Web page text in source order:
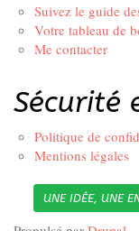
Suivez le guide
Votre tableau de
Me contacter
Sécurité
Politique de
Mentions légales
UNE IDÉE, UNE